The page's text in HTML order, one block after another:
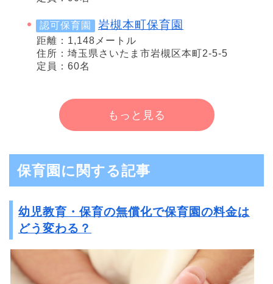
認可保育園 岩槻本町保育園
距離：1,148メートル
住所：埼玉県さいたま市岩槻区本町2-5-5
定員：60名
もっと見る
保育園に関する記事
幼児教育・保育の無償化で保育園の料金は
どう変わる？